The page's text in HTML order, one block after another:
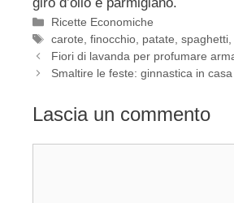
giro d’olio e parmigiano.
Categorie
Ricette Economiche
Tag
carote,finocchio, patate,spaghetti
Fiori di lavanda per profumare
Smaltire le feste: ginnastica in
Lascia un commento